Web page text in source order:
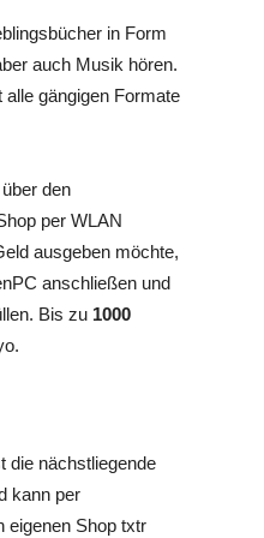
in Form
auch Musik hören.
gängigen Formate
den
per WLAN
ausgeben möchte,
anschließen und
Bis zu 1000
die nächstliegende
kann per
eigenen Shop txtr